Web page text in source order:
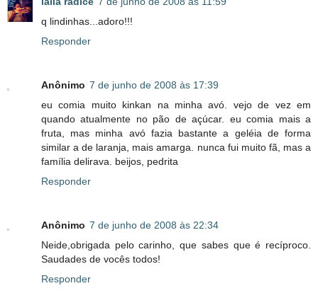
q lindinhas...adoro!!!
Responder
Anônimo 7 de junho de 2008 às 17:39
eu comia muito kinkan na minha avó. vejo de vez em
quando atualmente no pão de açúcar. eu comia mais a
fruta, mas minha avó fazia bastante a geléia de forma
similar a de laranja, mais amarga. nunca fui muito fã, mas a
família delirava. beijos, pedrita
Responder
Anônimo 7 de junho de 2008 às 22:34
Neide,obrigada pelo carinho, que sabes que é recíproco.
Saudades de vocês todos!
Responder